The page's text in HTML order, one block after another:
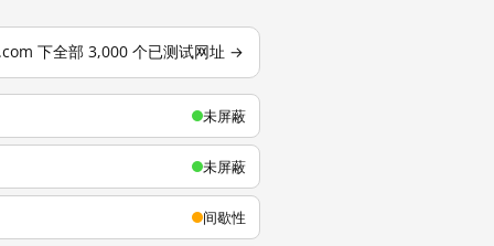
下全部 3,000 个已测试网址 →
未屏蔽
未屏蔽
间歇性